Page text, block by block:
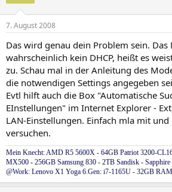
7. August 2008
Das wird genau dein Problem sein. Das
wahrscheinlich kein DHCP, heißt es
zu. Schau mal in der Anleitung des
die notwendigen Settings angegeben
Evtl hilft auch die Box "Automatische
EInstellungen" im Internet Explorer -
LAN-Einstellungen. Einfach mla mit und
versuchen.
Mein Knecht: AMD R5 5600X - 64GB Patriot 3200-
MX500 - 256GB Samsung 830 - 2TB Sandisk -
@Work: Lenovo X1 Yoga 6.Gen: i7-1165U - 32GB